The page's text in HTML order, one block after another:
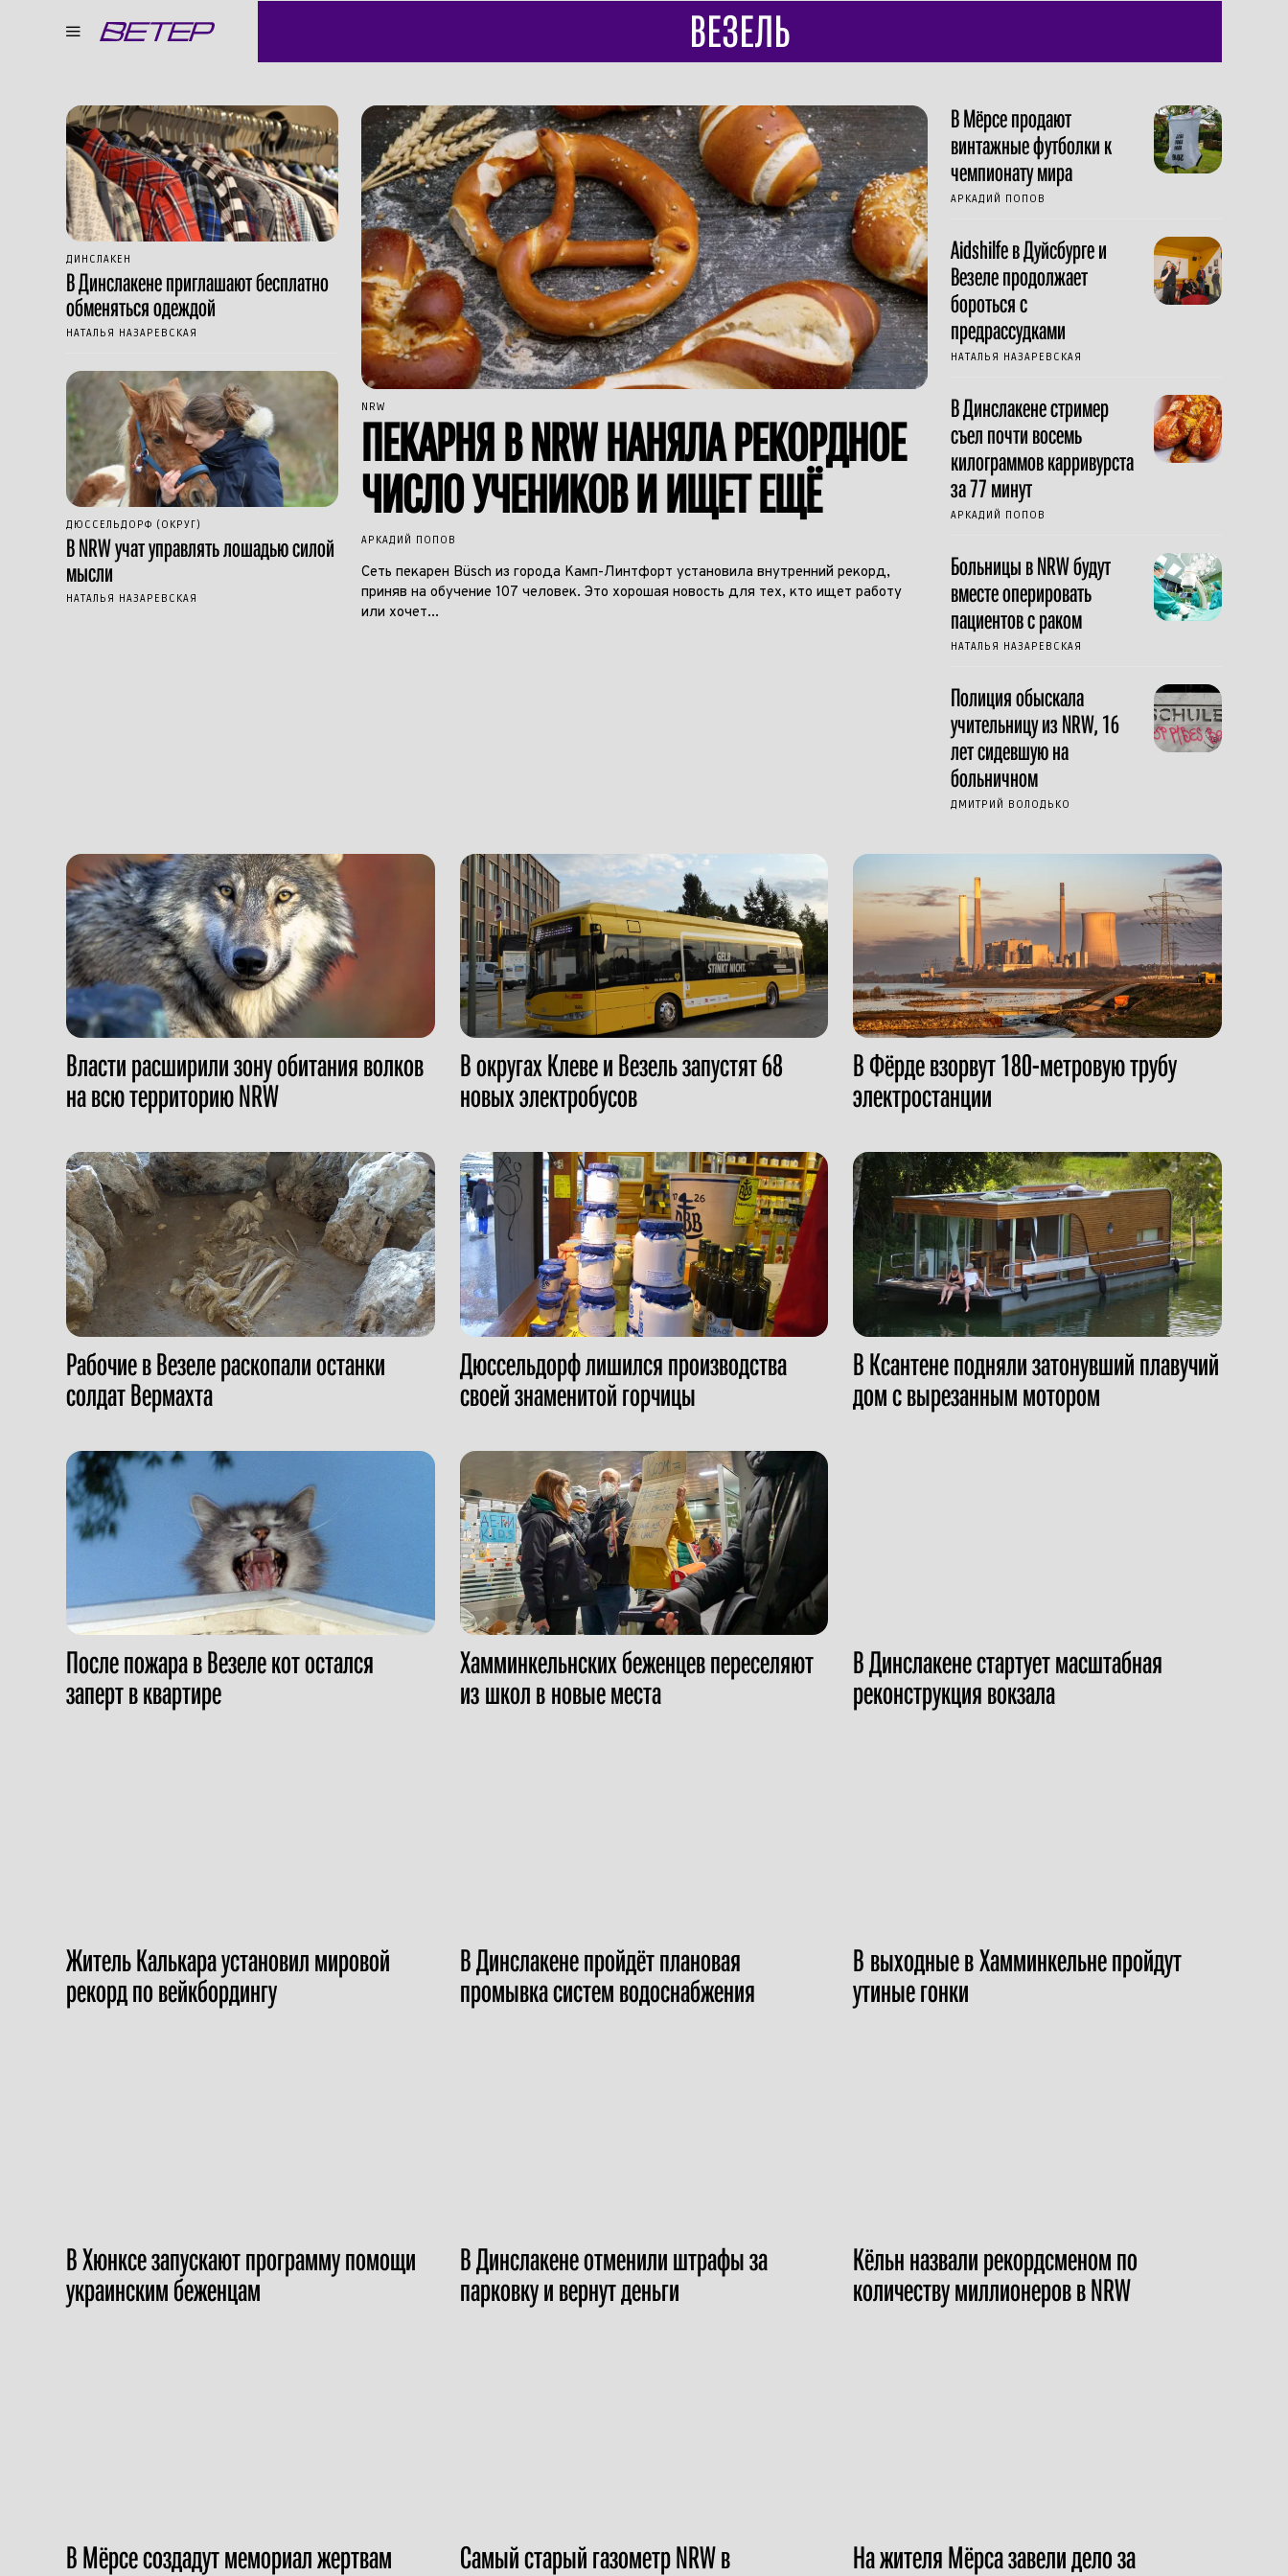
ВЕЗЕЛЬ
ДИНСЛАКЕН
В Динслакене приглашают бесплатно
обменяться одеждой
НАТАЛЬЯ НАЗАРЕВСКАЯ
ДЮССЕЛЬДОРФ (ОКРУГ)
В NRW учат управлять лошадью силой
мысли
НАТАЛЬЯ НАЗАРЕВСКАЯ
NRW
ПЕКАРНЯ В NRW НАНЯЛА РЕКОРДНОЕ
ЧИСЛО УЧЕНИКОВ И ИЩЕТ ЕЩЁ
АРКАДИЙ ПОПОВ
Сеть пекарен Büsch из города Камп-Линтфорт установила внутренний рекорд,
приняв на обучение 107 человек. Это хорошая новость для тех, кто ищет работу
или хочет...
В Мёрсе продают
винтажные футболки к
чемпионату мира
АРКАДИЙ ПОПОВ
Aidshilfe в Дуйсбурге и
Везеле продолжает
бороться с
предрассудками
НАТАЛЬЯ НАЗАРЕВСКАЯ
В Динслакене стример
съел почти восемь
килограммов карривурста
за 77 минут
АРКАДИЙ ПОПОВ
Больницы в NRW будут
вместе оперировать
пациентов с раком
НАТАЛЬЯ НАЗАРЕВСКАЯ
Полиция обыскала
учительницу из NRW, 16
лет сидевшую на
больничном
ДМИТРИЙ ВОЛОДЬКО
Власти расширили зону обитания волков
на всю территорию NRW
В округах Клеве и Везель запустят 68
новых электробусов
В Фёрде взорвут 180-метровую трубу
электростанции
Рабочие в Везеле раскопали останки
солдат Вермахта
Дюссельдорф лишился производства
своей знаменитой горчицы
В Ксантене подняли затонувший плавучий
дом с вырезанным мотором
После пожара в Везеле кот остался
заперт в квартире
Хамминкельнских беженцев переселяют
из школ в новые места
В Динслакене стартует масштабная
реконструкция вокзала
Житель Калькара установил мировой
рекорд по вейкбордингу
В Динслакене пройдёт плановая
промывка систем водоснабжения
В выходные в Хамминкельне пройдут
утиные гонки
В Хюнксе запускают программу помощи
украинским беженцам
В Динслакене отменили штрафы за
парковку и вернут деньги
Кёльн назвали рекордсменом по
количеству миллионеров в NRW
В Мёрсе создадут мемориал жертвам
Самый старый газометр NRW в
На жителя Мёрса завели дело за